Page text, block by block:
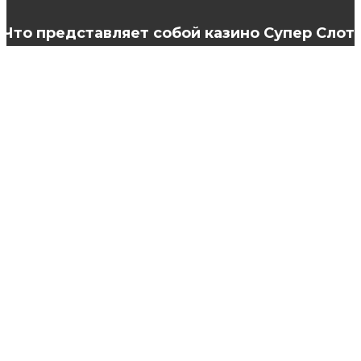
Что представляет собой казино Супер